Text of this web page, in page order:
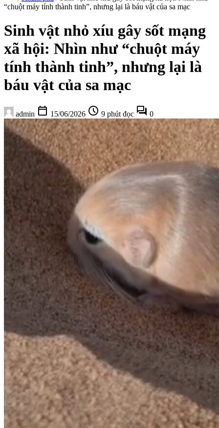
“chuột máy tính thành tinh”, nhưng lại là báu vật của sa mạc
Sinh vật nhỏ xíu gây sốt mạng
xã hội: Nhìn như “chuột máy
tính thành tinh”, nhưng lại là
báu vật của sa mạc
admin calendar_today 15/06/2026 schedule 9 phút đọc forum 0